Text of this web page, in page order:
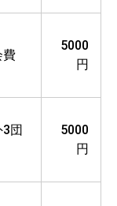
費
5000
円
団
5000
円